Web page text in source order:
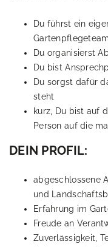
Du führst ein
Gartenpflegeteam
Du organisierst
Du bist
Du sorgst dafür
steht
kurz, Du bist auf
Person auf die
DEIN PROFIL:
abgeschlossene
und
Erfahrung im
Freude an
Zuverlässigkeit,